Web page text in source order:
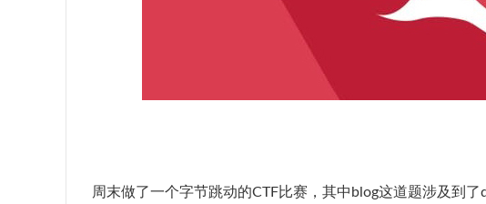
周末做了一个字节跳动的CTF比赛，其中blog这道题涉及到